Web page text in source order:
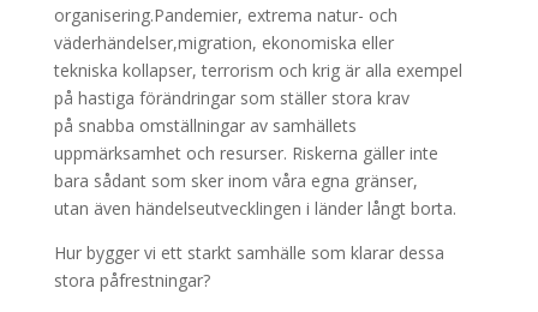
organisering.Pandemier, extrema natur- och
väderhändelser,migration, ekonomiska eller
tekniska kollapser, terrorism och krig är alla exempel
på hastiga förändringar som ställer stora krav
på snabba omställningar av samhällets
uppmärksamhet och resurser. Riskerna gäller inte
bara sådant som sker inom våra egna gränser,
utan även händelseutvecklingen i länder långt borta.
Hur bygger vi ett starkt samhälle som klarar dessa
stora påfrestningar?